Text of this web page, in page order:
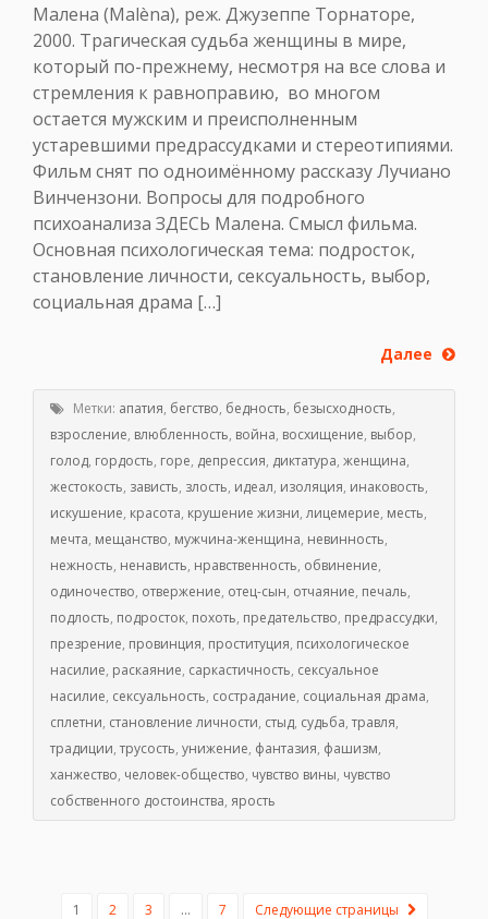
Малена (Malèna), реж. Джузеппе Торнаторе,
2000. Трагическая судьба женщины в мире,
который по-прежнему, несмотря на все слова и
стремления к равноправию, во многом
остается мужским и преисполненным
устаревшими предрассудками и стереотипиями.
Фильм снят по одноимённому рассказу Лучиано
Винчензони. Вопросы для подробного
психоанализа ЗДЕСЬ Малена. Смысл фильма.
Основная психологическая тема: подросток,
становление личности, сексуальность, выбор,
социальная драма […]
Далее
Метки: апатия, бегство, бедность, безысходность,
взросление, влюбленность, война, восхищение, выбор,
голод, гордость, горе, депрессия, диктатура, женщина,
жестокость, зависть, злость, идеал, изоляция, инаковость,
искушение, красота, крушение жизни, лицемерие, месть,
мечта, мещанство, мужчина-женщина, невинность,
нежность, ненависть, нравственность, обвинение,
одиночество, отвержение, отец-сын, отчаяние, печаль,
подлость, подросток, похоть, предательство, предрассудки,
презрение, провинция, проституция, психологическое
насилие, раскаяние, саркастичность, сексуальное
насилие, сексуальность, сострадание, социальная драма,
сплетни, становление личности, стыд, судьба,травля,
традиции,трусость, унижение, фантазия, фашизм,
ханжество, человек-общество, чувство вины, чувство
собственного достоинства, ярость
1 2 3 … 7 Следующие страницы